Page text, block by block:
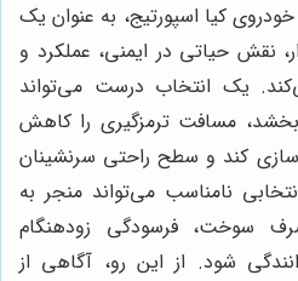
کیا اسپورتیج، به عنوان یک
نقش حیاتی در ایمنی، عملکرد و
یک انتخاب درست می‌تواند
بخشد، مسافت ترمزگیری را کاهش
کند و سطح راحتی سرنشینان
نامناسب می‌تواند منجر به
سوخت، فرسودگی زودهنگام
شود. از این رو، آگاهی از